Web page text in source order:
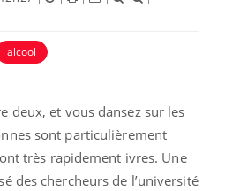
alcool
deux, et vous dansez sur les
sont particulièrement
très rapidement ivres. Une
des chercheurs de l’université